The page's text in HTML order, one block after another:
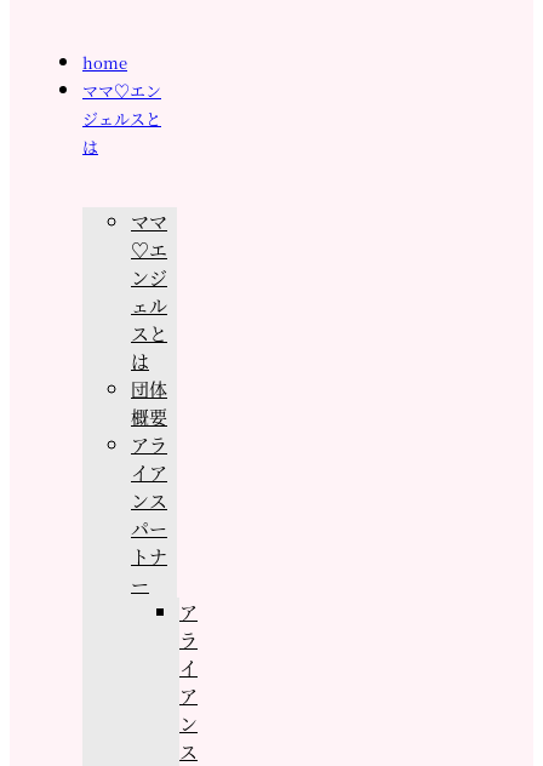
home
ママ♡エン
ジェルスと
は
ママ
♡エ
ンジ
ェル
スと
は
団体
概要
アラ
イア
ンス
パー
トナ
ー
ア
ラ
イ
ア
ン
ス